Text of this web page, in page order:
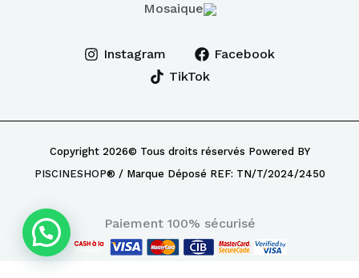
Mosaique
Instagram
Facebook
TikTok
Copyright 2026© Tous droits réservés Powered BY
PISCINESHOP® / Marque Déposé REF: TN/T/2024/2450
Paiement 100% sécurisé